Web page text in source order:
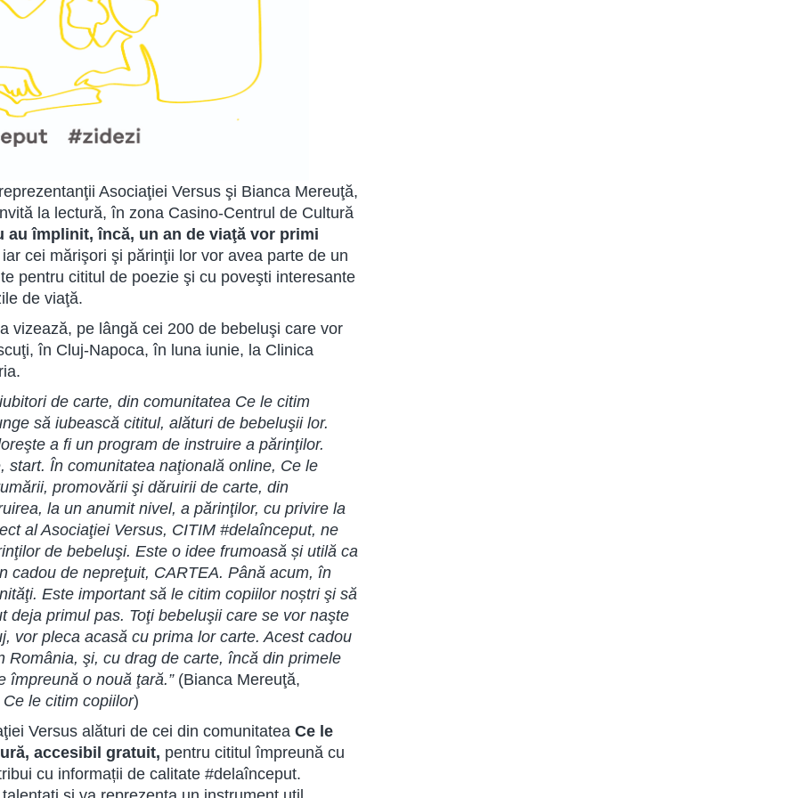
Asociaţiei Versus şi Bianca Mereuţă,
la lectură, în zona Casino-Centrul de Cultură
au împlinit, încă, un an de viaţă vor primi
cei mărişori şi părinţii lor vor avea parte de un
pentru cititul de poezie şi cu poveşti interesante
de viaţă.
vizează, pe lângă cei 200 de bebeluşi care vor
în Cluj-Napoca, în luna iunie, la Clinica
de carte, din comunitatea Ce le citim
să iubească cititul, alături de bebeluşii lor.
a fi un program de instruire a părinţilor.
În comunitatea naţională online, Ce le
promovării şi dăruirii de carte, din
la un anumit nivel, a părinţilor, cu privire la
al Asociaţiei Versus, CITIM #delaînceput, ne
de bebeluşi. Este o idee frumoasă și utilă ca
cadou de nepreţuit, CARTEA. Până acum, în
Este important să le citim copiilor noștri şi să
primul pas. Toţi bebeluşii care se vor naşte
vor pleca acasă cu prima lor carte. Acest cadou
şi, cu drag de carte, încă din primele
împreună o nouă ţară.” (Bianca Mereuţă,
Ce le citim copiilor)
Versus alături de cei din comunitatea Ce le
accesibil gratuit, pentru cititul împreună cu
cu informații de calitate #delaînceput.